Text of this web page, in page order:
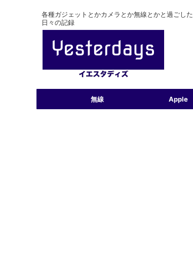
各種ガジェットとかカメラとか無線とかと過ごした
日々の記録
無線 Apple